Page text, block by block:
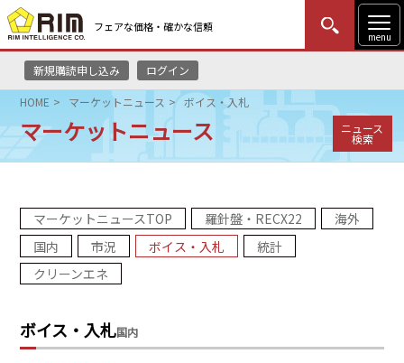
フェアな価格・確かな信頼
menu
新規購読申し込み ログイン
MENU
はじめての方
HOME
リムレポート
メソドロジー
コンサルティング
HOME マーケットニュース ボイス・入札
マーケットニュース ニュース
検索
マーケットニュースTOP 羅針盤・RECX22
海外
国内
市況 ボイス・入札
統計
クリーンエネ
ボイス・入札国内